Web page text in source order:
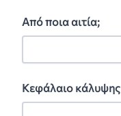
Από ποια αιτία;
Κεφάλαιο κάλυψης